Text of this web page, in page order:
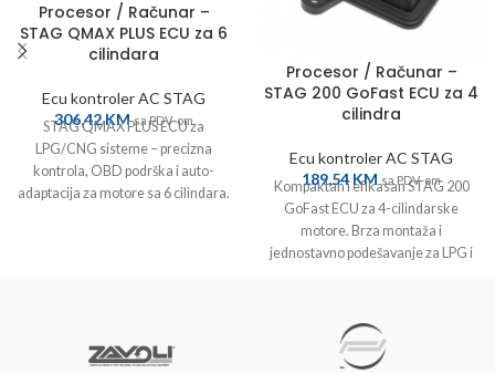
Procesor / Računar –
STAG QMAX PLUS ECU za 6
cilindara
Ecu kontroler AC STAG
306,42KM sa PDV-om
STAG QMAX PLUS ECU za
LPG/CNG sisteme – precizna
kontrola, OBD podrška i auto-
adaptacija za motore sa 6 cilindara.
Procesor / Računar –
STAG 200 GoFast ECU za 4
cilindra
Ecu kontroler AC STAG
189,54KM sa PDV-om
Kompaktan i efikasan STAG 200
GoFast ECU za 4-cilindarske
motore. Brza montaža i
jednostavno podešavanje za LPG i